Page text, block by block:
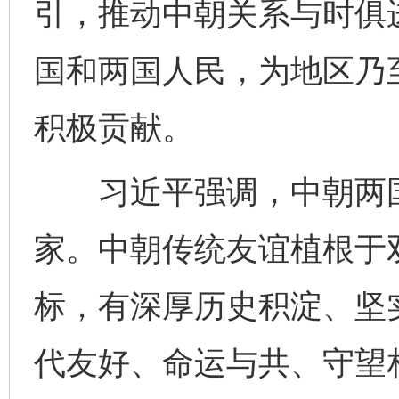
引，推动中朝关系与时
国和两国人民，为地区
积极贡献。
习近平强调，中朝两
家。中朝传统友谊植根
标，有深厚历史积淀、
代友好、命运与共、守